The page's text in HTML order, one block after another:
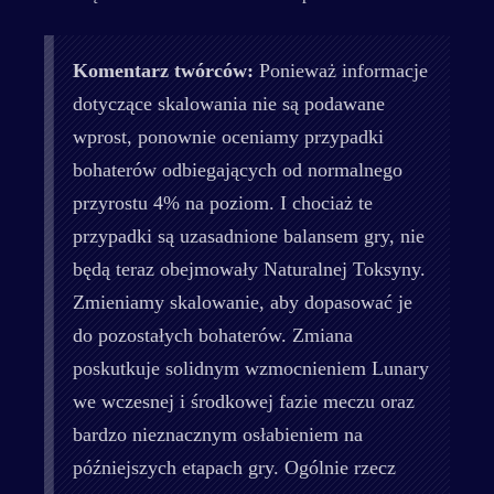
Komentarz twórców: Ponieważ informacje
dotyczące skalowania nie są podawane
wprost, ponownie oceniamy przypadki
bohaterów odbiegających od normalnego
przyrostu 4% na poziom. I chociaż te
przypadki są uzasadnione balansem gry, nie
będą teraz obejmowały Naturalnej Toksyny.
Zmieniamy skalowanie, aby dopasować je
do pozostałych bohaterów. Zmiana
poskutkuje solidnym wzmocnieniem Lunary
we wczesnej i środkowej fazie meczu oraz
bardzo nieznacznym osłabieniem na
późniejszych etapach gry. Ogólnie rzecz